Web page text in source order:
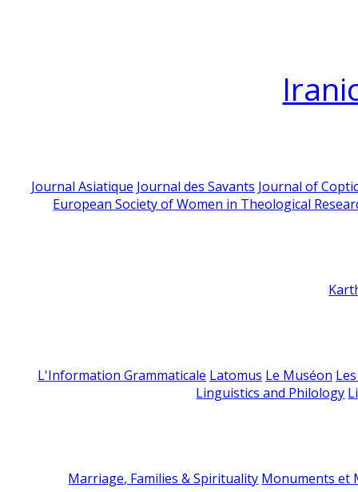
Journal Asiatique Journal des Savants Journal of
European Society of Women in Theological
L'Information Grammaticale Latomus Le Muséon
Linguistics and Philology
Marriage, Families & Spirituality Monuments et